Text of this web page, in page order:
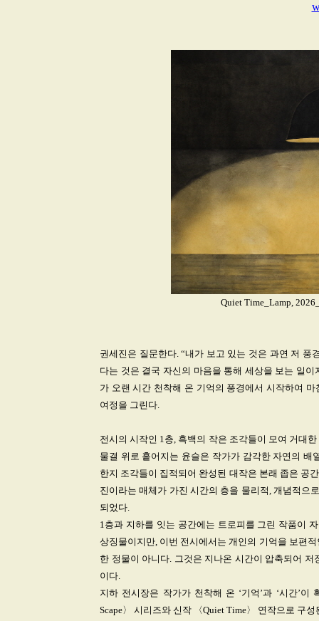
Quiet Time_Lamp,
권세진은 질문한다. “내가 보고 있는 것은 과연 저 풍
다는 것은 결국 자신의 마음을 통해 세상을 보는 일
가 오랜 시간 천착해 온 기억의 풍경에서 시작하여
여정을 그린다.
전시의 시작인 1층, 흑백의 작은 조각들이 모여 거대
물결 위로 흩어지는 윤슬은 작가가 감각한 자연의
한지 조각들이 집적되어 완성된 대작은 본래 좁은 공
진이라는 매체가 가진 시간의 층을 물리적, 개념적으
되었다.
1층과 지하를 잇는 공간에는 트로피를 그린 작품이
상징물이지만, 이번 전시에서는 개인의 기억을 보편
한 정물이 아니다. 그것은 지나온 시간이 압축되어
이다.
지하 전시장은 작가가 천착해 온 ‘기억’과 ‘시간’
Scape〉 시리즈와 신작 〈Quiet Time〉 연작으로 구